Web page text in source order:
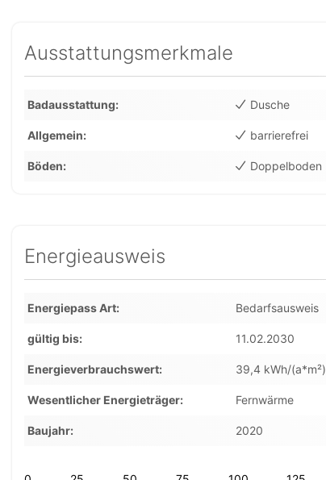
Ausstattungsmerkmale
Badausstattung Dusche
Allgemein barrierefrei
Böden Doppelboden
Energieausweis
Energiepass Art Bedarfsausweis
gültig bis 11.02.2030
Energieverbrauchswert 39,4 kWh/(a*m²)
Wesentlicher Energieträger Fernwärme
Baujahr 2020